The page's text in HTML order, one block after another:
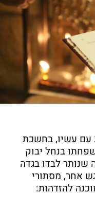
עם עשיו, בחשכת
בנחל יבוק
שנותר לבדו בגדה
אחר, מסתורי
להזדהות: